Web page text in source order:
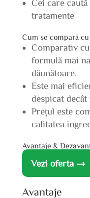
Cei care
tratamente
Cum se compară
Comparativ
formulă mai
dăunătoare.
Este mai
despicat decât
Prețul este
calitatea
Avantaje &
Vezi oferta →
Avantaje